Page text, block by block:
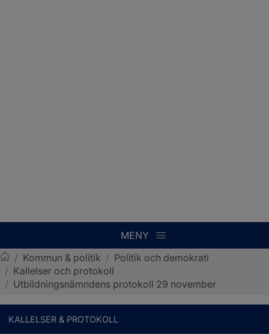
MENY
Sotenäs kommun
/ Kommun & politik / Politik och demokrati
/ Kallelser och protokoll
/ Utbildningsnämndens protokoll 29 november
KALLELSER & PROTOKOLL